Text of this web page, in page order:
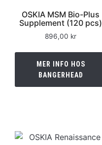
OSKIA MSM Bio-Plus
Supplement (120 pcs)
896,00 kr
MER INFO HOS
BANGERHEAD